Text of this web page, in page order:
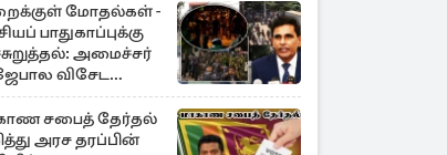
மோதல்கள் -
பாதுகாப்புக்கு
அமைச்சர்
விசேட
சபைத் தேர்தல்
அரச தரப்பின்